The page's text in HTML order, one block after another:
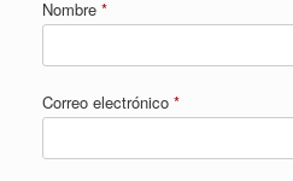
Nombre *
Correo electrónico *